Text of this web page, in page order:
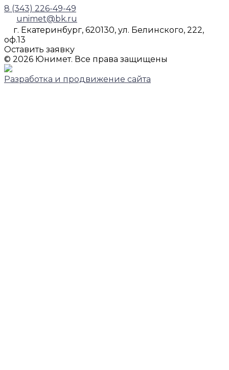
8 (343) 226-49-49
unimet@bk.ru
г. Екатеринбург, 620130, ул. Белинского, 222,
оф.13
Оставить заявку
© 2026 Юнимет. Все права защищены
Разработка и продвижение сайта